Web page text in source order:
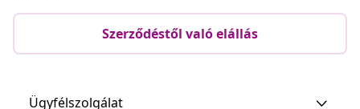
Szerződéstől való elállás
Ügyfélszolgálat